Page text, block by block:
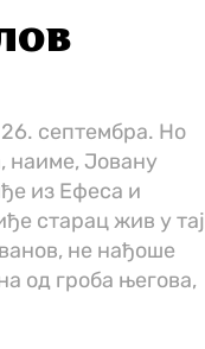
26. септембра. Но
наиме, Јовану
из Ефеса и
старац жив у тај
не нађоше
од гроба његова,